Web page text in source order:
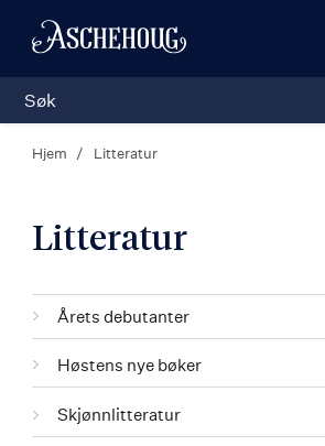
Hjem Litteratur
Litteratur
Kategorier
Årets debutanter
Høstens nye bøker
Skjønnlitteratur